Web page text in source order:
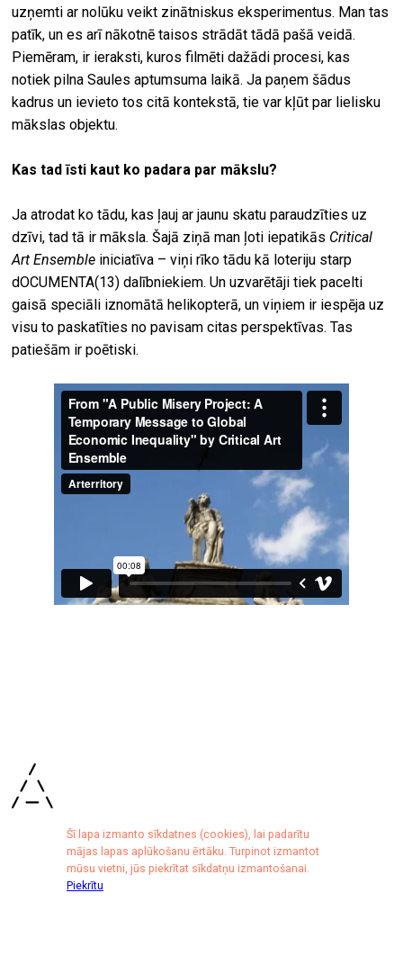
uzņemti ar nolūku veikt zinātniskus eksperimentus. Man tas
patīk, un es arī nākotnē taisos strādāt tādā pašā veidā.
Piemēram, ir ieraksti, kuros filmēti dažādi procesi, kas
notiek pilna Saules aptumsuma laikā. Ja paņem šādus
kadrus un ievieto tos citā kontekstā, tie var kļūt par lielisku
mākslas objektu.
Kas tad īsti kaut ko padara par mākslu?
Ja atrodat ko tādu, kas ļauj ar jaunu skatu paraudzīties uz
dzīvi, tad tā ir māksla. Šajā ziņā man ļoti iepatikās Critical
Art Ensemble iniciatīva – viņi rīko tādu kā loteriju starp
dOCUMENTA(13) dalībniekiem. Un uzvarētāji tiek pacelti
gaisā speciāli iznomātā helikopterā, un viņiem ir iespēja uz
visu to paskatīties no pavisam citas perspektīvas. Tas
patiešām ir poētiski.